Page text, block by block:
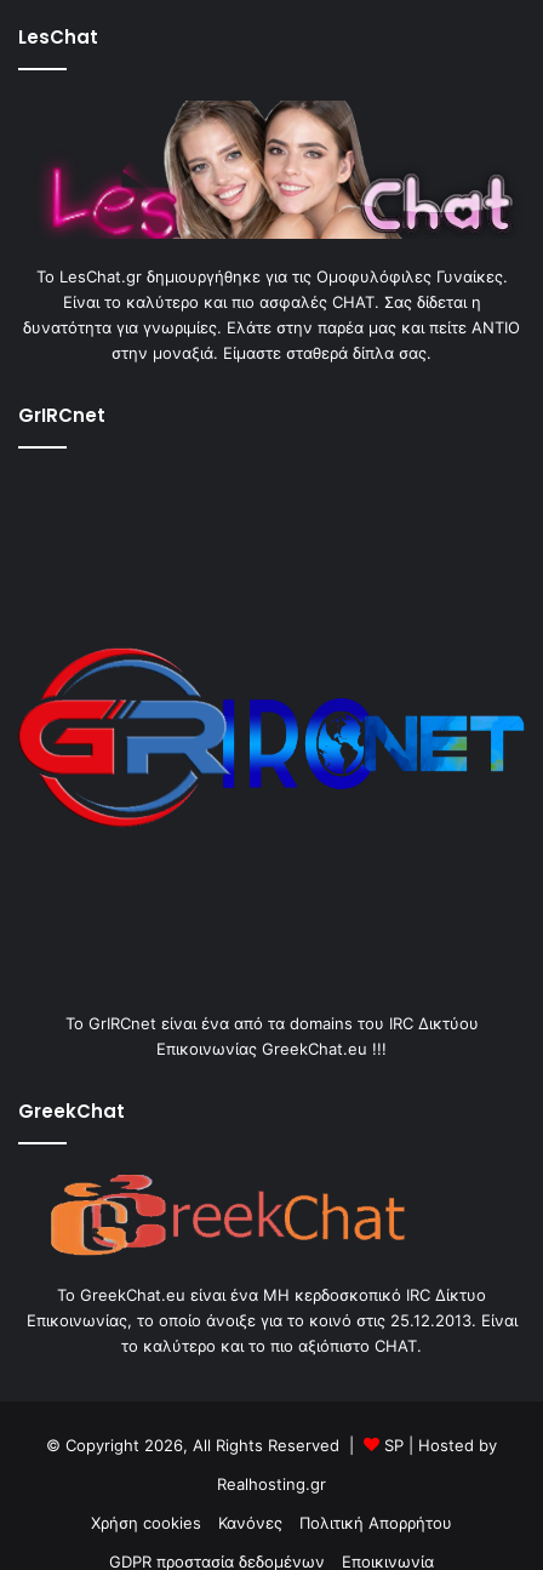
LesChat
To LesChat.gr δημιουργήθηκε για τις Ομοφυλόφιλες Γυναίκες.
Είναι το καλύτερο και πιο ασφαλές CHAT. Σας δίδεται η
δυνατότητα για γνωριμίες. Ελάτε στην παρέα μας και πείτε ΑΝΤΙΟ
στην μοναξιά. Είμαστε σταθερά δίπλα σας.
GrIRCnet
Το GrIRCnet είναι ένα από τα domains του IRC Δικτύου
Επικοινωνίας GreekChat.eu !!!
GreekChat
Το GreekChat.eu είναι ένα ΜΗ κερδοσκοπικό IRC Δίκτυο
Επικοινωνίας, το οποίο άνοιξε για το κοινό στις 25.12.2013. Είναι
το καλύτερο και το πιο αξιόπιστο CHAT.
© Copyright 2026, All Rights Reserved | SP | Hosted by
Realhosting.gr
Χρήση cookies
Κανόνες
Πολιτική Απορρήτου
GDPR προστασία δεδομένων
Εποικινωνία